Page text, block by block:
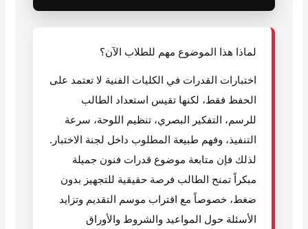
لماذا هذا الموضوع مهم للطلاب الآن؟
اختبارات القدرات في الكليات الفنية لا تعتمد على
الحفظ فقط، لكنها تقيس استعداد الطالب
للرسم، التفكير البصري، تنظيم اللوحة، سرعة
التنفيذ، وفهم طبيعة المطلوب داخل لجنة الاختبار.
لذلك فإن متابعة موضوع قدرات فنون جميلة
مبكراً تمنح الطالب فرصة حقيقية للتجهيز بدون
ضغط، خصوصاً مع اقتراب موسم التقديم وتزايد
الأسئلة حول المواعيد والشروط والأوراق